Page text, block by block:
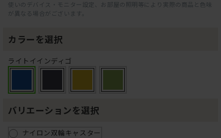
使いのデバイス・モニター設定、お部屋の照明等により実際の商品と色味
が異なる場合がございます。
カラーを選択
ライトイインディゴ
バリエーションを選択
ナイロン双輪キャスター